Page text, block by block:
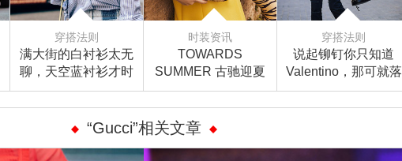
穿搭法则
满大街的白衬衫太无
聊，天空蓝衬衫才时
髦
时装资讯
TOWARDS
SUMMER 古驰迎夏
系列
穿搭法则
说起铆钉你只知道
Valentino，那可就落
伍了！
“Gucci”相关文章